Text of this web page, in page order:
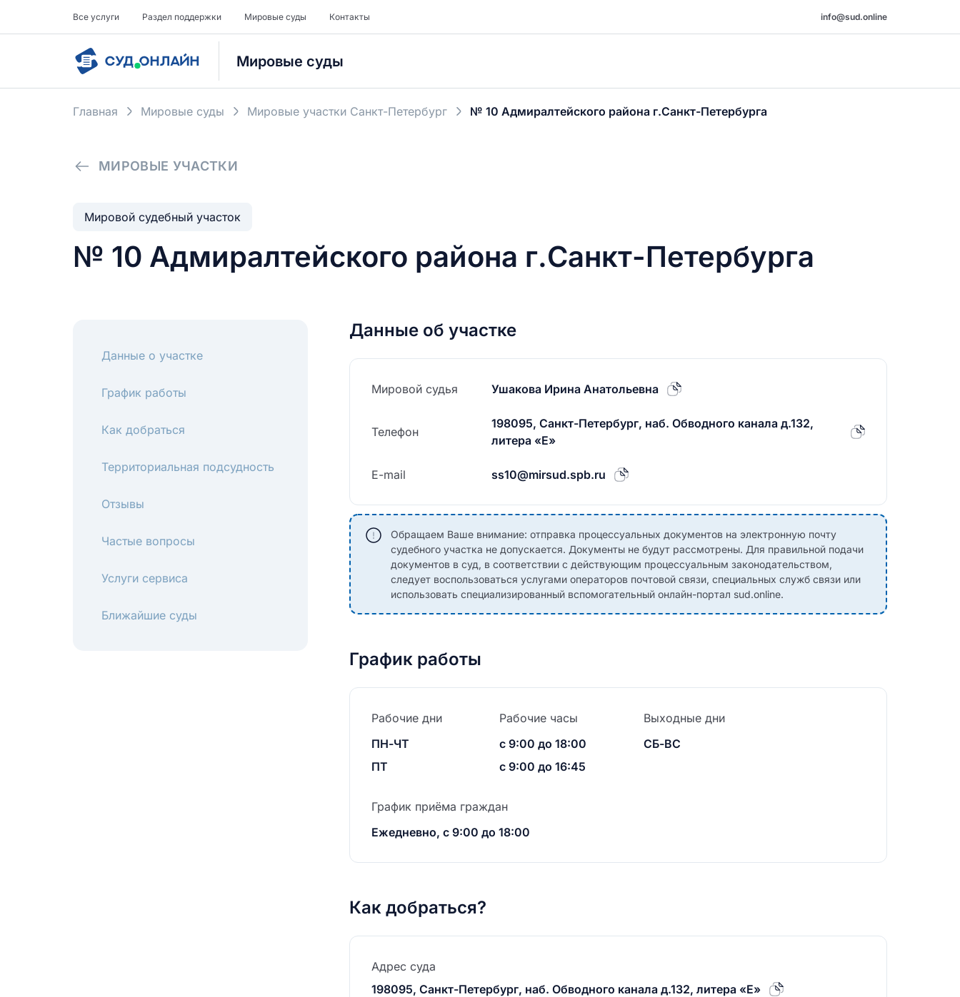
Все услуги Раздел поддержки Мировые суды Контакты info@sud.online
Мировые суды
Главная Мировые суды Мировые участки Санкт-Петербург № 10 Адмиралтейского района г.Санкт-Петербурга
МИРОВЫЕ УЧАСТКИ
Мировой судебный участок
№ 10 Адмиралтейского района г.Санкт-Петербурга
Данные о участке
График работы
Как добраться
Территориальная подсудность
Отзывы
Частые вопросы
Услуги сервиса
Ближайшие суды
Данные об участке
Мировой судья Ушакова Ирина Анатольевна
Телефон
198095, Санкт-Петербург, наб. Обводного канала д.132,
литера «Е»
E-mail ss10@mirsud.spb.ru
Обращаем Ваше внимание: отправка процессуальных документов на электронную почту
судебного участка не допускается. Документы не будут рассмотрены. Для правильной подачи
документов в суд, в соответствии с действующим процессуальным законодательством,
следует воспользоваться услугами операторов почтовой связи, специальных служб связи или
использовать специализированный вспомогательный онлайн-портал sud.online.
График работы
Рабочие дни
ПН-ЧТ
ПТ
Рабочие часы
с 9:00 до 18:00
с 9:00 до 16:45
Выходные дни
СБ-ВС
График приёма граждан
Ежедневно, с 9:00 до 18:00
Как добраться?
Адрес суда
198095, Санкт-Петербург, наб. Обводного канала д.132, литера «Е»